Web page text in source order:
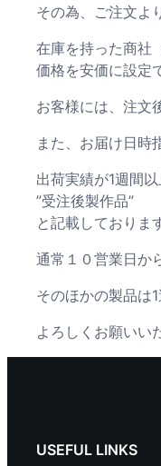
その為、ご注文よ
在庫を持った商社
価格を安価に設定
お客様には、注文
また、お届け日時
出荷実績が1週間
”受注後製作品”
と記載しておりま
通常１０営業日か
そのほかの製品は
よろしくお願いい
USEFUL LINKS